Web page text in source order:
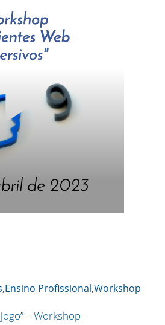
,Ensino Profissional,Workshop
– Workshop